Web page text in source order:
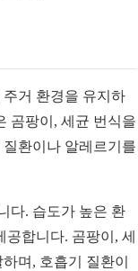
거 환경을 유지하
곰팡이, 세균 번식을
환이나 알레르기를
다. 습도가 높은 환
합니다. 곰팡이, 세
며, 호흡기 질환이